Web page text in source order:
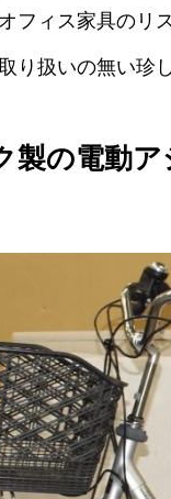
フィス家具のリ
り扱いの無い珍
製の電動